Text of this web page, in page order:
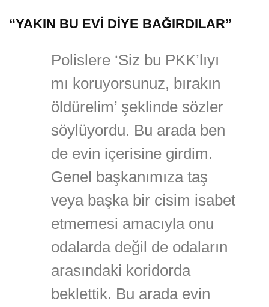
“YAKIN BU EVİ DİYE BAĞIRDILAR”
Polislere ‘Siz bu PKK’lıyı
mı koruyorsunuz, bırakın
öldürelim’ şeklinde sözler
söylüyordu. Bu arada ben
de evin içerisine girdim.
Genel başkanımıza taş
veya başka bir cisim isabet
etmemesi amacıyla onu
odalarda değil de odaların
arasındaki koridorda
beklettik. Bu arada evin